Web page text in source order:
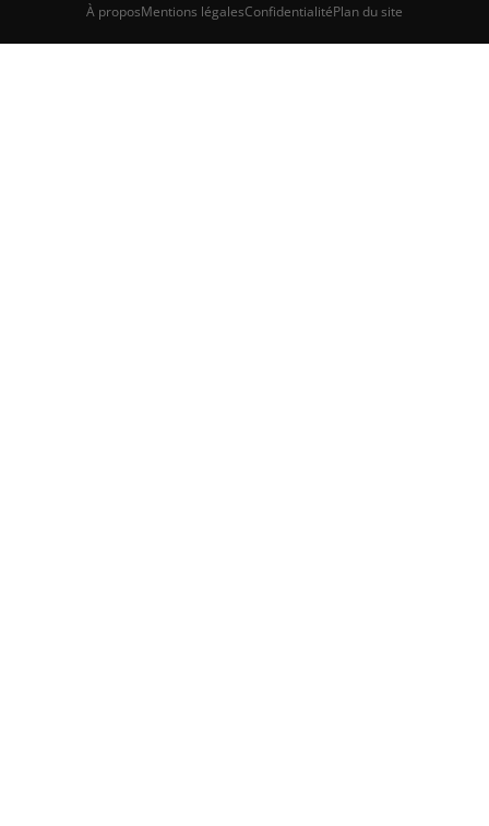
À proposMentions légalesConfidentialitéPlan du site